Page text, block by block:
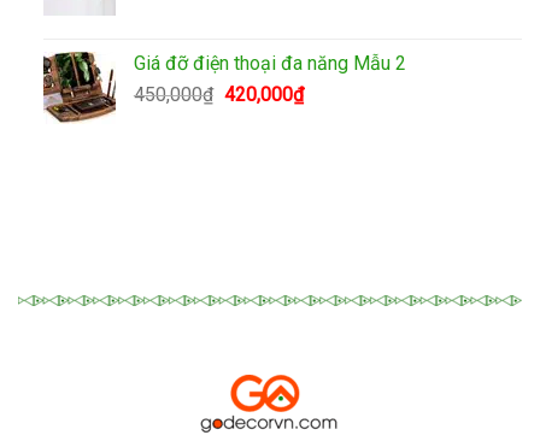
24,000₫.là:
18,000₫.
Giá đỡ điện thoại đa năng Mẫu 2
450,000₫ Giá
420,000₫Giá